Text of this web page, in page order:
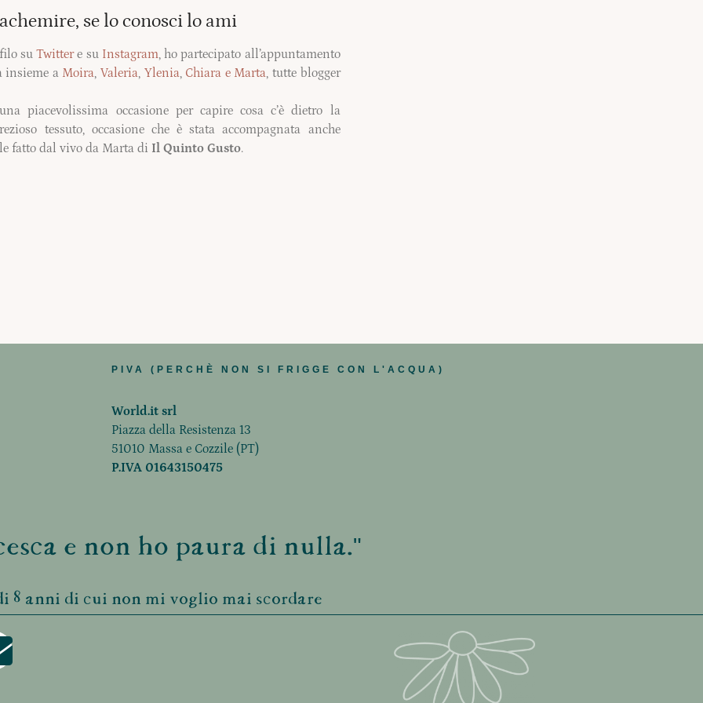
se lo conosci lo ami
suTwittere su Instagram, ho partecipato all’appuntamento
insieme a Moira,Valeria, Ylenia, Chiara e Marta, tutte blogger
piacevolissima occasione per capire cosa c’è dietro la
tessuto, occasione che è stata accompagnata anche
fatto dal vivo da Marta di Il Quinto Gusto.
PIVA (PERCHÈ NON SI FRIGGE CON L'ACQUA)
World.it srl
Piazza della Resistenza 13
51010 Massa e Cozzile (PT)
P.IVA 01643150475
e non ho paura di nulla."
8 anni di cui non mi voglio mai scordare